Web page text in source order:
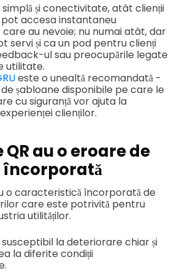
și conectivitate, atât clienții
pot accesa instantaneu
au nevoie; nu numai atât, dar
servi și ca un pod pentru clienți
ul sau preocupările legate
utilitate.
este o unealtă recomandată -
șabloane disponibile pe care le
cu siguranță vor ajuta la
clienților.
au o eroare de
încorporată
o caracteristică încorporată de
care este potrivită pentru
utilităților.
susceptibil la deteriorare chiar și
la diferite condiții